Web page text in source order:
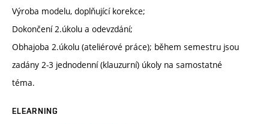
Výroba modelu, doplňující korekce;
Dokončení 2.úkolu a odevzdání;
Obhajoba 2.úkolu (ateliérové práce); během semestru jsou
zadány 2-3 jednodenní (klauzurní) úkoly na samostatné
téma.
ELEARNING